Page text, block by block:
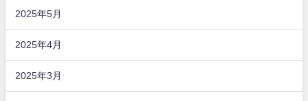
2025年5月
2025年4月
2025年3月